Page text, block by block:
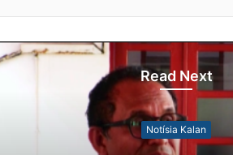
Read Next
Notísia Kalan